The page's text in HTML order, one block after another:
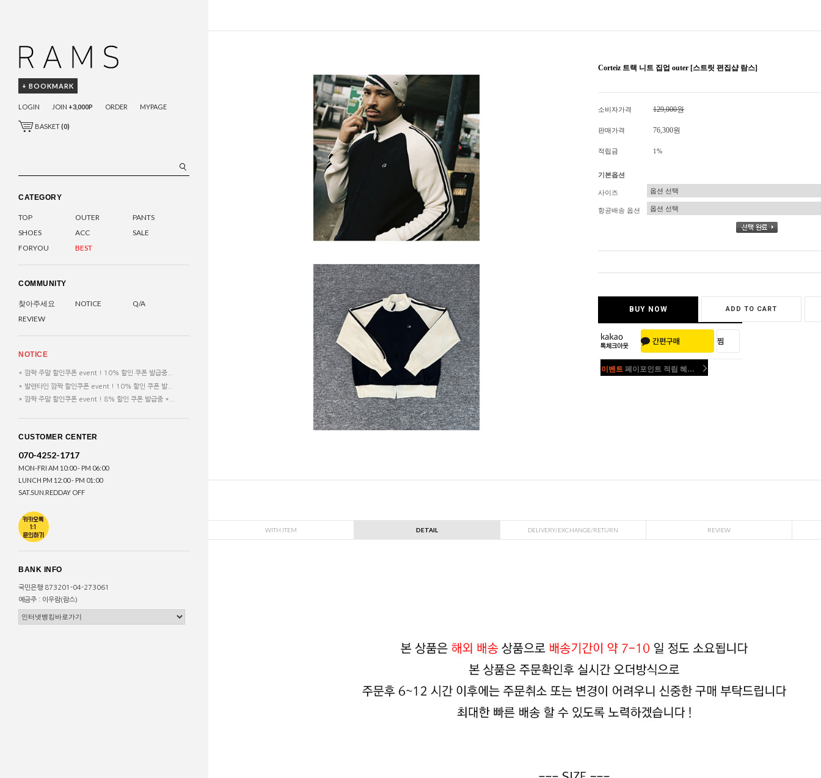
+ BOOKMARK
LOGIN JOIN +3,000P ORDER MYPAGE
BASKET(0)
CATEGORY
TOP OUTER
PANTS
SHOES
ACC
SALE
FORYOU
BEST
COMMUNITY
찾아주세요 NOTICE
Q/A
REVIEW
NOTICE
* 깜짝 주말 할인쿠폰 event ! 10% 할인 쿠폰 발급중...
* 발렌타인 깜짝 할인쿠폰 event ! 10% 할인 쿠폰 발...
* 깜짝 주말 할인쿠폰 event ! 8% 할인 쿠폰 발급중 *...
CUSTOMER CENTER
070-4252-1717
MON-FRI AM 10:00 - PM 06:00
LUNCH PM 12:00 - PM 01:00
SAT.SUN.REDDAY OFF
BANK INFO
국민은행 873201-04-273061
예금주 : 이우람(람스)
Corteiz 트랙 니트 집업 outer [스트릿 편집샵 람스]
소비자가격 129,000원
판매가격 76,300원
적립금 1%
기본옵션
사이즈
항공배송 옵션
BUY NOW ADD TO CART
이벤트 페이포인트 적립 혜택 2배 UP!
WITH ITEM DETAIL DELIVERY/EXCHANGE/RETURN REVIEW